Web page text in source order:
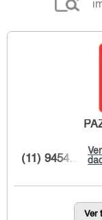
(11) 9454...
Ver